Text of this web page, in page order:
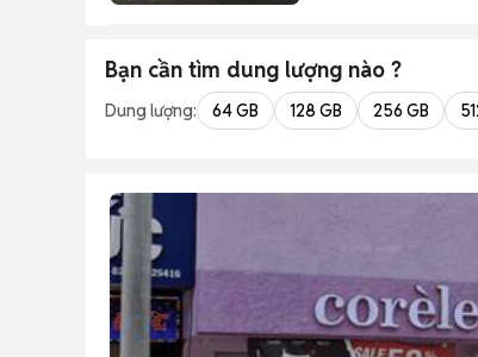
Bạn cần tìm dung lượng nào ?
Dung lượng: 64 GB 128 GB 256 GB